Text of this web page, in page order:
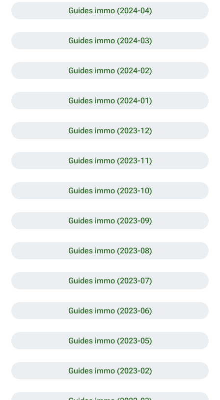
Guides immo (2024-04)
Guides immo (2024-03)
Guides immo (2024-02)
Guides immo (2024-01)
Guides immo (2023-12)
Guides immo (2023-11)
Guides immo (2023-10)
Guides immo (2023-09)
Guides immo (2023-08)
Guides immo (2023-07)
Guides immo (2023-06)
Guides immo (2023-05)
Guides immo (2023-02)